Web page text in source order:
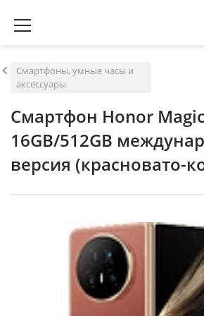
Смартфоны, умные часы и
аксессуары
Смартфон Honor
16GB/512GB
версия (красновато-